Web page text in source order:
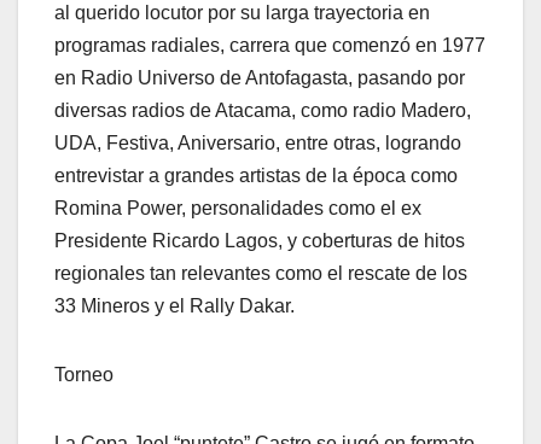
al querido locutor por su larga trayectoria en
programas radiales, carrera que comenzó en 1977
en Radio Universo de Antofagasta, pasando por
diversas radios de Atacama, como radio Madero,
UDA, Festiva, Aniversario, entre otras, logrando
entrevistar a grandes artistas de la época como
Romina Power, personalidades como el ex
Presidente Ricardo Lagos, y coberturas de hitos
regionales tan relevantes como el rescate de los
33 Mineros y el Rally Dakar.
Torneo